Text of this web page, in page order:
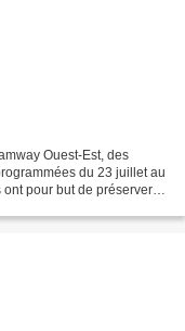
Ouest-Est, des
du 23 juillet au
pour but de préserver le